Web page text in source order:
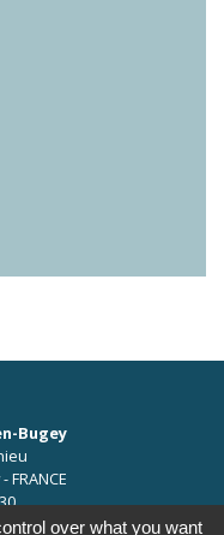
Bugey
FRANCE
over what you want